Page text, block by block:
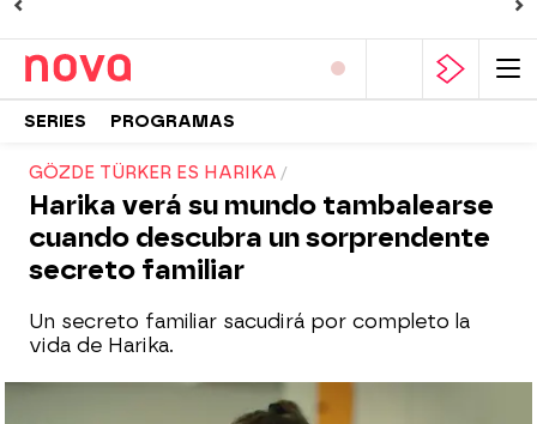
SERIES PROGRAMAS
GÖZDE TÜRKER ES HARIKA
Harika verá su mundo tambalearse
cuando descubra un sorprendente
secreto familiar
Un secreto familiar sacudirá por completo la
vida de Harika.